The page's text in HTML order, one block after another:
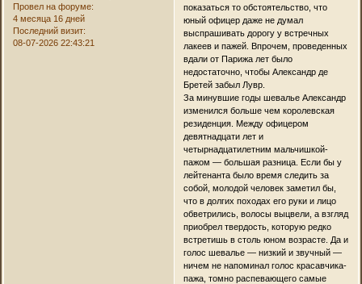
Провел на форуме:
4 месяца 16 дней
Последний визит:
08-07-2026 22:43:21
показаться то обстоятельство, что
юный офицер даже не думал
выспрашивать дорогу у встречных
лакеев и пажей. Впрочем, проведенных
вдали от Парижа лет было
недостаточно, чтобы Александр де
Бретей забыл Лувр.
За минувшие годы шевалье Александр
изменился больше чем королевская
резиденция. Между офицером
девятнадцати лет и
четырнадцатилетним мальчишкой-
пажом — большая разница. Если бы у
лейтенанта было время следить за
собой, молодой человек заметил бы,
что в долгих походах его руки и лицо
обветрились, волосы выцвели, а взгляд
приобрел твердость, которую редко
встретишь в столь юном возрасте. Да и
голос шевалье — низкий и звучный —
ничем не напоминал голос красавчика-
пажа, томно распевающего самые